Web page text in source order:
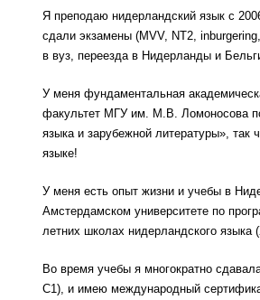
Я преподаю нидерландский язык с
сдали экзамены (MVV, NT2,
в вуз, переезда в Нидерланды и
У меня фундаментальная
факультет МГУ им. М.В. Ломоносова
языка и зарубежной литературы», так
языке!
У меня есть опыт жизни и учебы в
Амстердамском университете по
летних школах нидерландского
Во время учебы я многократно
С1), и имею международный